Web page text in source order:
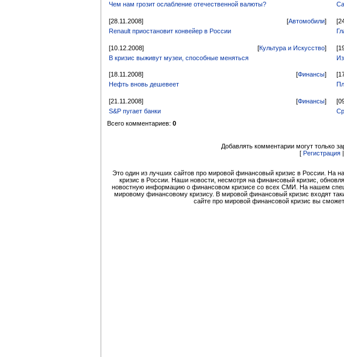
Чем нам грозит ослабление отечественной валюты?
[28.11.2008] [Автомобили]
Renault приостановит конвейер в России
[10.12.2008] [Культура и Искусство]
В кризис выживут музеи, способные меняться
[18.11.2008] [Финансы]
Нефть вновь дешевеет
[21.11.2008] [Финансы]
S&P пугает банки
Всего комментариев: 0
Добавлять комментарии могут только
[ Регистрация |
Это один из лучших сайтов про мировой финансовый кризис в России. На
кризис в России. Наши новости, несмотря на финансовый кризис,
новостную информацию о финансовом кризисе со всех СМИ. На нашем
мировому финансовому кризису. В мировой финансовый кризис входят
сайте про мировой финансовой кризис вы